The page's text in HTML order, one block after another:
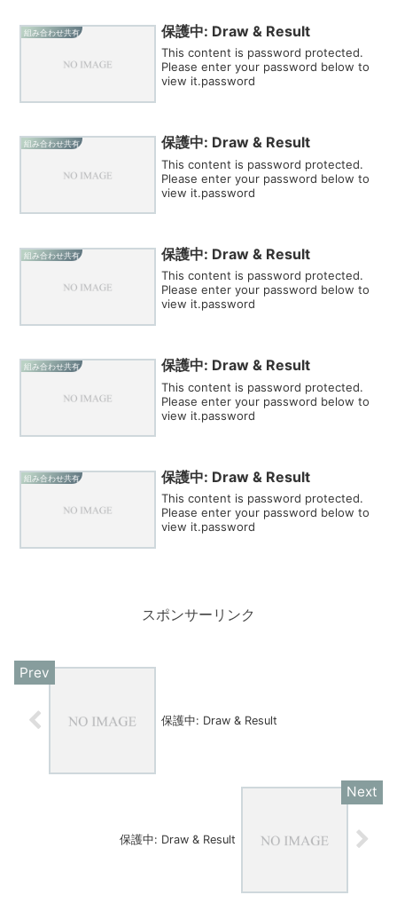
組み合わせ共有 保護中: Draw & Result
This content is password protected.
Please enter your password below to
view it.password
組み合わせ共有 保護中: Draw & Result
This content is password protected.
Please enter your password below to
view it.password
組み合わせ共有 保護中: Draw & Result
This content is password protected.
Please enter your password below to
view it.password
組み合わせ共有 保護中: Draw & Result
This content is password protected.
Please enter your password below to
view it.password
組み合わせ共有 保護中: Draw & Result
This content is password protected.
Please enter your password below to
view it.password
スポンサーリンク
保護中: Draw & Result
保護中: Draw & Result